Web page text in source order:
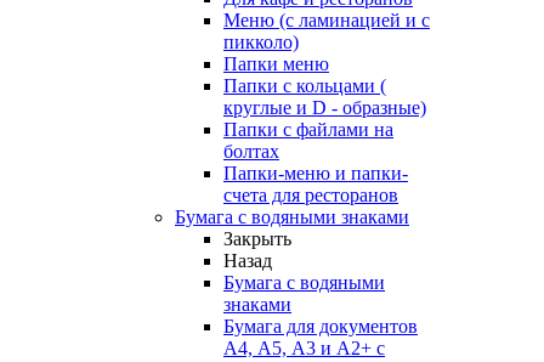
Меню (с ламинацией и с
пикколо)
Папки меню
Папки с кольцами (
круглые и D - образные)
Папки с файлами на
болтах
Папки-меню и папки-
счета для ресторанов
Бумага с водяными знаками
Закрыть
Назад
Бумага с водяными
знаками
Бумага для документов
А4, А5, А3 и А2+ с